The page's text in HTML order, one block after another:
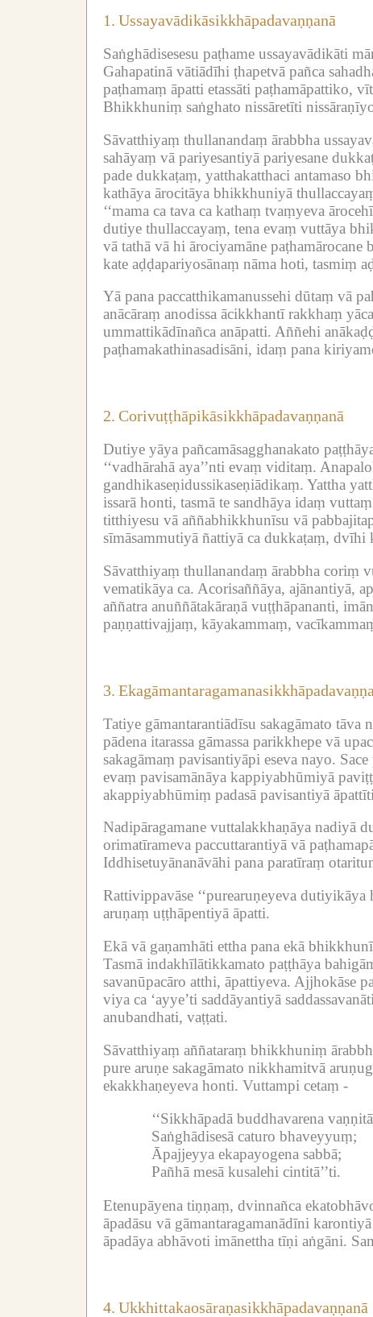
1. Ussayavādikāsikkhāpadavaṇṇanā
Saṅghādisesesu paṭhame ussayavādikāti
Gahapatinā vātiādīhi ṭhapetvā pañca
paṭhamaṃ āpatti etassāti paṭhamāpattiko,
Bhikkhuniṃ saṅghato nissāretīti
Sāvatthiyaṃ thullanandaṃ ārabbha
sahāyaṃ vā pariyesantiyā pariyesane
pade dukkaṭaṃ, yatthakatthaci antamaso
kathāya ārocitāya bhikkhuniyā
‘‘mama ca tava ca kathaṃ tvaṃyeva
dutiye thullaccayaṃ, tena evaṃ vuttāya
vā tathā vā hi ārociyamāne
kate aḍḍapariyosānaṃ nāma hoti, tasmiṃ
Yā pana paccatthikamanussehi dūtaṃ vā
anācāraṃ anodissa ācikkhantī rakkhaṃ
ummattikādīnañca anāpatti. Aññehi
paṭhamakathinasadisāni, idaṃ pana
2. Corivuṭṭhāpikāsikkhāpadavaṇṇanā
Dutiye yāya pañcamāsagghanakato
‘‘vadhārahā aya’’nti evaṃ viditaṃ.
gandhikaseṇidussikaseṇiādikaṃ. Yattha
issarā honti, tasmā te sandhāya idaṃ
titthiyesu vā aññabhikkhunīsu vā
sīmāsammutiyā ñattiyā ca dukkaṭaṃ, dvīhi
Sāvatthiyaṃ thullanandaṃ ārabbha coriṃ
vematikāya ca. Acorisaññāya, ajānantiyā,
aññatra anuññātakāraṇā vuṭṭhāpananti,
paṇṇattivajjaṃ, kāyakammaṃ,
3.
Tatiye gāmantarantiādīsu sakagāmato
pādena itarassa gāmassa parikkhepe vā
sakagāmaṃ pavisantiyāpi eseva nayo.
evaṃ pavisamānāya kappiyabhūmiyā
akappiyabhūmiṃ padasā pavisantiyā
Nadipāragamane vuttalakkhaṇāya nadiyā
orimatīrameva paccuttarantiyā vā
Iddhisetuyānanāvāhi pana paratīraṃ
Rattivippavāse ‘‘purearuṇeyeva
aruṇaṃ uṭṭhāpentiyā āpatti.
Ekā vā gaṇamhāti ettha pana ekā
Tasmā indakhīlātikkamato paṭṭhāya
savanūpacāro atthi, āpattiyeva. Ajjhokāse
viya ca ‘ayye’ti saddāyantiyā
anubandhati, vaṭṭati.
Sāvatthiyaṃ aññataraṃ bhikkhuniṃ
pure aruṇe sakagāmato nikkhamitvā
ekakkhaṇeyeva honti. Vuttampi cetaṃ -
‘‘Sikkhāpadā buddhavarena
Saṅghādisesā caturo bhaveyyuṃ;
Āpajjeyya ekapayogena sabbā;
Pañhā mesā kusalehi cintitā’’ti.
Etenupāyena tiṇṇaṃ, dvinnañca
āpadāsu vā gāmantaragamanādīni
āpadāya abhāvoti imānettha tīṇi aṅgāni.
4. Ukkhittakaosāraṇasikkhāpadavaṇṇanā